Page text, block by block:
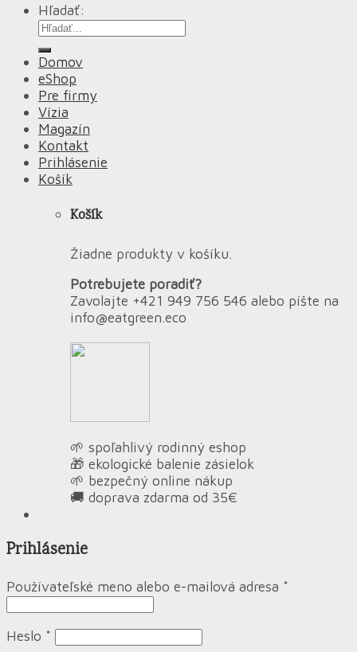
Hľadať:
Domov
eShop
Pre firmy
Vízia
Magazín
Kontakt
Prihlásenie
Košík
Košík
Žiadne produkty v košíku.
Potrebujete poradiť?
Zavolajte +421 949 756 546 alebo píšte na
info@eatgreen.eco
🌱 spoľahlivý rodinný eshop
🎁 ekologické balenie zásielok
🌱 bezpečný online nákup
🚚 doprava zdarma od 35€
Prihlásenie
Používateľské meno alebo e-mailová adresa *
Heslo *